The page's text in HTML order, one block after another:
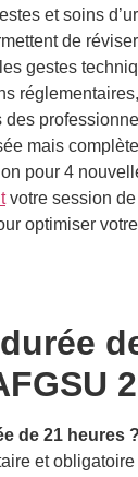
et soins
de
gestes
des
mais
pour 4
votre session
optimiser
2
de 21 heures ?
et